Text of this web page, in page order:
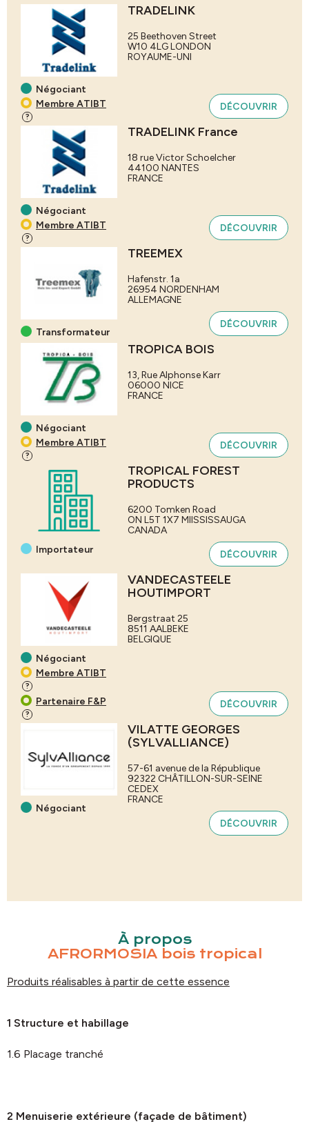
Négociant
Membre ATIBT
?
TRADELINK
25 Beethoven Street
W10 4LGLONDON
ROYAUME-UNI
DÉCOUVRIR
Négociant
Membre ATIBT
?
TRADELINK France
18 rue Victor Schoelcher
44100 NANTES
FRANCE
DÉCOUVRIR
Transformateur
TREEMEX
Hafenstr. 1a
26954 NORDENHAM
ALLEMAGNE
DÉCOUVRIR
Négociant
Membre ATIBT
?
TROPICA BOIS
13, Rue Alphonse Karr
06000 NICE
FRANCE
DÉCOUVRIR
Importateur
TROPICAL FOREST
PRODUCTS
6200 Tomken Road
ON L5T 1X7 MIISSISSAUGA
CANADA
DÉCOUVRIR
Négociant
Membre ATIBT
?
Partenaire F&P
?
VANDECASTEELE
HOUTIMPORT
Bergstraat 25
8511 AALBEKE
BELGIQUE
DÉCOUVRIR
Négociant
VILATTE GEORGES
(SYLVALLIANCE)
57-61 avenue de la République
92322 CHÂTILLON-SUR-SEINE
CEDEX
FRANCE
DÉCOUVRIR
À propos
AFRORMOSIA bois tropical
Produits réalisables à partir de cette essence
1 Structure et habillage
1.6 Placage tranché
2 Menuiserie extérieure (façade de bâtiment)